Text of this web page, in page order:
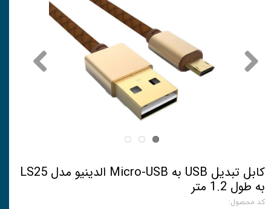
کابل تبدیل USB به Micro-USB الدینیو مدل LS25
به طول 1.2 متر
کد محصول: